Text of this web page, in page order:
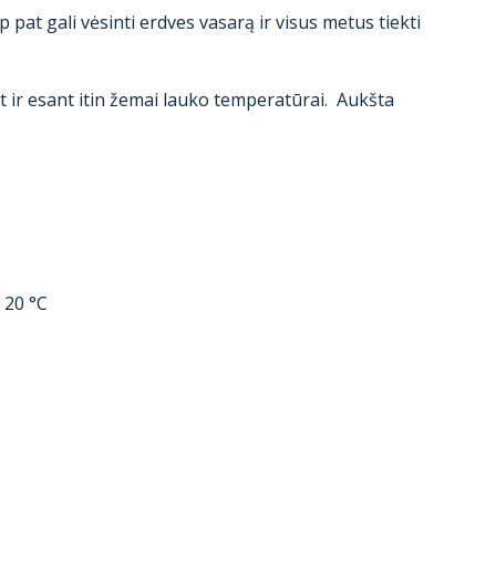
pat gali vėsinti erdves vasarą ir visus metus tiekti
ir esant itin žemai lauko temperatūrai. Aukšta
°C